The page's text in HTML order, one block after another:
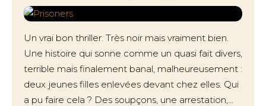
Un vrai bon thriller. Très noir mais vraiment bien.
Une histoire qui sonne comme un quasi fait divers,
terrible mais finalement banal, malheureusement :
deux jeunes filles enlevées devant chez elles. Qui
a pu faire cela ? Des soupçons, une arrestation,...